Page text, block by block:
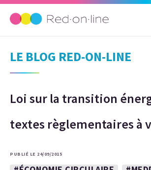
LE BLOG RED-ON-LINE
Loi sur la transition
textes règlementaires à
PUBLIÉ LE 24/09/2015